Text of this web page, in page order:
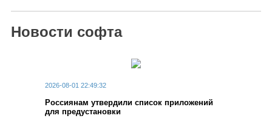
Новости софта
2026-08-01 22:49:32
Россиянам утвердили список приложений
для предустановки